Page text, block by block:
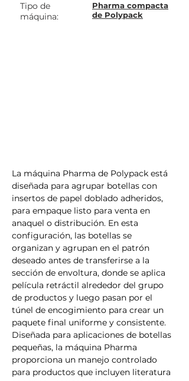
Tipo de
máquina:
Pharma compacta
de Polypack
La máquina Pharma de Polypack está
diseñada para agrupar botellas con
insertos de papel doblado adheridos,
para empaque listo para venta en
anaquel o distribución. En esta
configuración, las botellas se
organizan y agrupan en el patrón
deseado antes de transferirse a la
sección de envoltura, donde se aplica
película retráctil alrededor del grupo
de productos y luego pasan por el
túnel de encogimiento para crear un
paquete final uniforme y consistente.
Diseñada para aplicaciones de botellas
pequeñas, la máquina Pharma
proporciona un manejo controlado
para productos que incluyen literatura